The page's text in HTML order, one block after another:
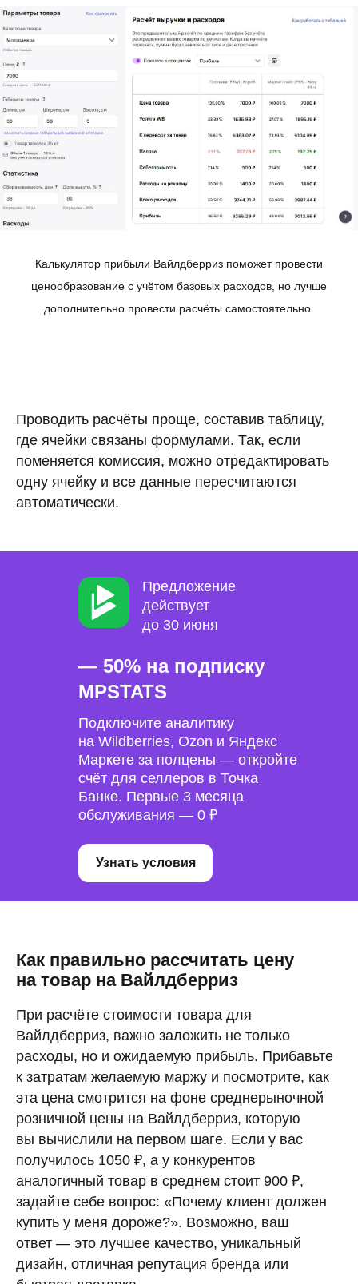
Калькулятор прибыли Вайлдберриз поможет провести
ценообразование с учётом базовых расходов, но лучше
дополнительно провести расчёты самостоятельно.
Проводить расчёты проще, составив таблицу,
где ячейки связаны формулами. Так, если
поменяется комиссия, можно отредактировать
одну ячейку и все данные пересчитаются
автоматически.
Узнать условия
— 50% на подписку
MPSTATS
Подключите аналитику
на Wildberries, Ozon и Яндекс
Маркете за полцены — откройте
счёт для селлеров в Точка
Банке. Первые 3 месяца
обслуживания — 0 ₽
Предложение
действует
до 30 июня
Как правильно рассчитать цену
на товар на Вайлдберриз
При расчёте стоимости товара для
Вайлдберриз, важно заложить не только
расходы, но и ожидаемую прибыль. Прибавьте
к затратам желаемую маржу и посмотрите, как
эта цена смотрится на фоне среднерыночной
розничной цены на Вайлдберриз, которую
вы вычислили на первом шаге. Если у вас
получилось 1050 ₽, а у конкурентов
аналогичный товар в среднем стоит 900 ₽,
задайте себе вопрос: «Почему клиент должен
купить у меня дороже?». Возможно, ваш
ответ — это лучшее качество, уникальный
дизайн, отличная репутация бренда или